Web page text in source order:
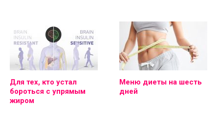
Для тех, кто устал
бороться с упрямым
жиром
Меню диеты на шесть
дней